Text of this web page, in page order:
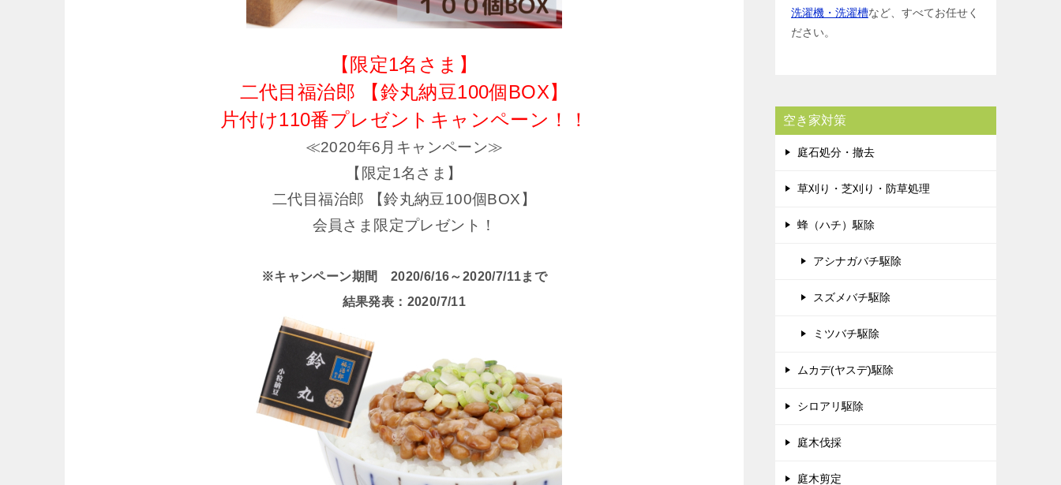
【限定1名さま】
二代目福治郎 【鈴丸納豆100個BOX】
片付け110番プレゼントキャンペーン！！
≪2020年6月キャンペーン≫
【限定1名さま】
二代目福治郎 【鈴丸納豆100個BOX】
会員さま限定プレゼント！
※キャンペーン期間 2020/6/16～2020/7/11まで
結果発表：2020/7/11
洗濯機・洗濯槽など、すべてお任せく
ださい。
空き家対策
庭石処分・撤去
草刈り・芝刈り・防草処理
蜂（ハチ）駆除
アシナガバチ駆除
スズメバチ駆除
ミツバチ駆除
ムカデ(ヤスデ)駆除
シロアリ駆除
庭木伐採
庭木剪定